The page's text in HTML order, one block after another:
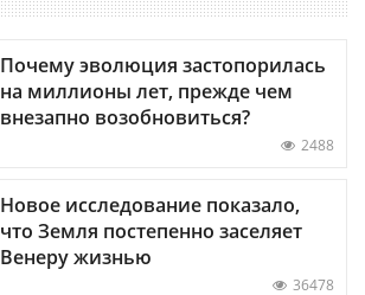
Почему эволюция застопорилась
на миллионы лет, прежде чем
внезапно возобновиться?
2488
Новое исследование показало,
что Земля постепенно заселяет
Венеру жизнью
36478